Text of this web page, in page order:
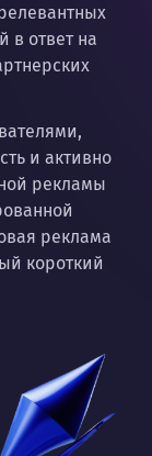
в ответ на
и активно
рекламы
реклама
короткий